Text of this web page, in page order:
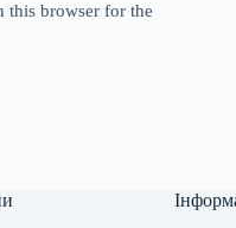
this browser for the